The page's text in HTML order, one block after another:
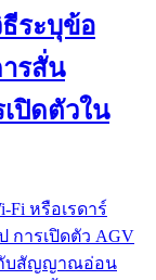
ระบุข้อ
รสั่น
ปิดตัวใน
Fi หรือเรดาร์
การเปิดตัว AGV
กับสัญญาณอ่อน